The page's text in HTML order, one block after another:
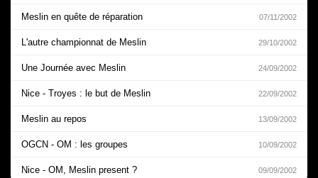
Meslin en quête de réparation 07/11/2002
L'autre championnat de Meslin 29/10/2002
Une Journée avec Meslin 24/09/2002
Nice - Troyes : le but de Meslin 22/09/2002
Meslin au repos 13/09/2002
OGCN - OM : les groupes 10/09/2002
Nice - OM, Meslin present ? 09/09/2002